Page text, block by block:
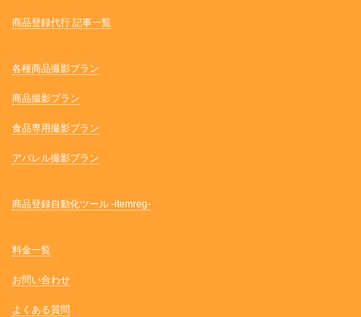
商品登録代行 記事一覧
各種商品撮影プラン
商品撮影プラン
食品専用撮影プラン
アパレル撮影プラン
商品登録自動化ツール -itemreg-
料金一覧
お問い合わせ
よくある質問